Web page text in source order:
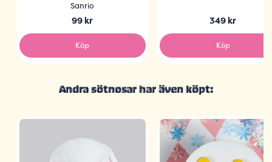
Sanrio
99 kr
Köp
349 kr
Köp
Andra sötnosar har även köpt: